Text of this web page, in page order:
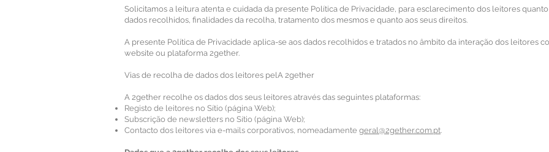
Solicitamos a leitura atenta e cuidada da presente Política de Privacidade, para esclarecimento dos leitores quanto
dados recolhidos, finalidades da recolha, tratamento dos mesmos e quanto aos seus direitos.
A presente Política de Privacidade aplica-se aos dados recolhidos e tratados no âmbito da interação dos leitores
website ou plataforma 2gether.
Vias de recolha de dados dos leitores pelA 2gether
A 2gether recolhe os dados dos seus leitores através das seguintes plataformas:
Registo de leitores no Sítio (página Web);
Subscrição de newsletters no Sítio (página Web);
Contacto dos leitores via e-mails corporativos, nomeadamente geral@2gether.com.pt.